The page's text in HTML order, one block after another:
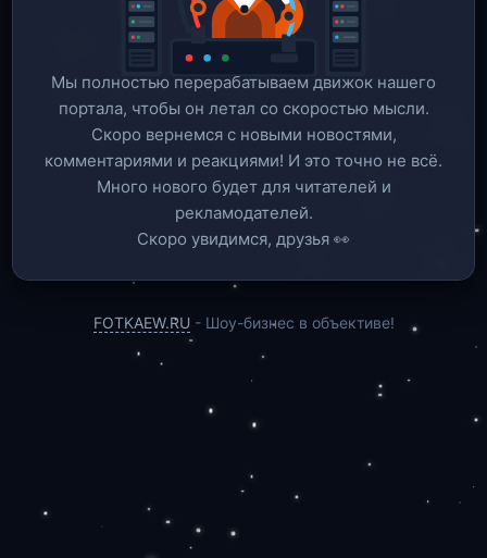
Мы полностью перерабатываем движок нашего
портала, чтобы он летал со скоростью мысли.
Скоро вернемся c новыми новостями,
комментариями и реакциями! И это точно не всё.
Много нового будет для читателей и
рекламодателей.
Скоро увидимся, друзья 👀
FOTKAEW.RU - Шоу-бизнес в объективе!